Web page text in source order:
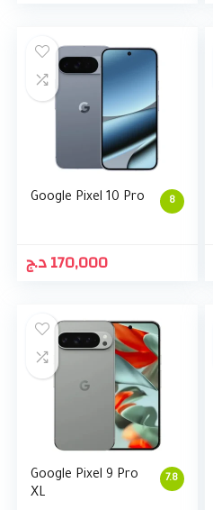
8
Google Pixel 10 Pro
170,000د.ج
7.8
Google Pixel 9 Pro
XL